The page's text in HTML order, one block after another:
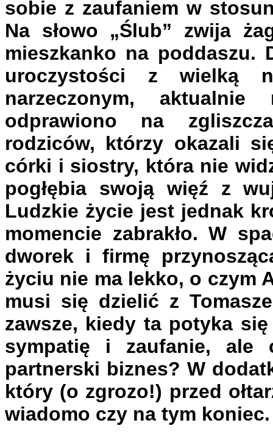
sobie z zaufaniem w
Na słowo „Ślub” zwija
mieszkanko na poddaszu.
uroczystości z wielką
narzeczonym,
odprawiono na
rodziców, którzy okazali
córki i siostry, która nie
pogłębia swoją więź z
Ludzkie życie jest jednak
momencie zabrakło. W
dworek i firmę
życiu nie ma lekko, o czym
musi się dzielić z
zawsze, kiedy ta potyka
sympatię i zaufanie,
partnerski biznes? W
który (o zgrozo!) przed
wiadomo czy na tym koniec.